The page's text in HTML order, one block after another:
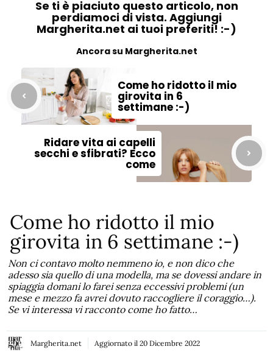
Se ti è piaciuto questo articolo, non
perdiamoci di vista. Aggiungi
Margherita.net ai tuoi preferiti! :-)
Ancora su Margherita.net
Come ho ridotto il mio
girovita in 6
settimane :-)
Ridare vita ai capelli
secchi e sfibrati? Ecco
come
Come ho ridotto il mio
girovita in 6 settimane :-)
Non ci contavo molto nemmeno io, e non dico che
adesso sia quello di una modella, ma se dovessi andare in
spiaggia domani lo farei senza eccessivi problemi (un
mese e mezzo fa avrei dovuto raccogliere il coraggio…).
Se vi interessa vi racconto come ho fatto…
Margherita.net Aggiornato il 20 Dicembre 2022